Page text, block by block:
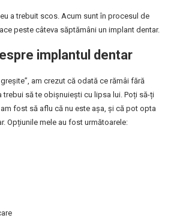
a trebuit scos. Acum sunt în procesul de
peste câteva săptămâni un implant dentar.
implantul dentar
am crezut că odată ce rămâi fără
trebui să te obișnuiești cu lipsa lui. Poți să-ți
fost să aflu că nu este așa, și că pot opta
Opțiunile mele au fost următoarele: